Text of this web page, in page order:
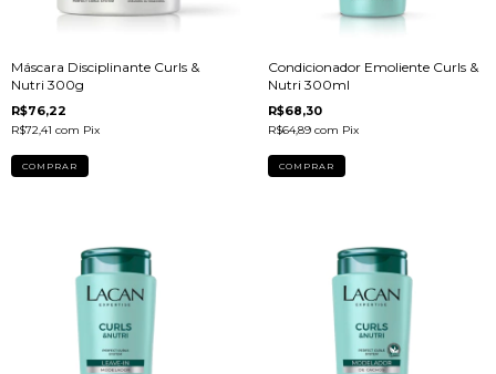
Máscara Disciplinante Curls &
Nutri 300g
R$76,22
R$72,41 com Pix
Condicionador Emoliente Curls &
Nutri 300ml
R$68,30
R$64,89 com Pix